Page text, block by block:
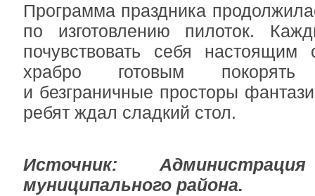
Программа праздника
по изготовлению пилоток.
почувствовать себя настоящим
храбро готовым
и безграничные просторы
ребят ждал сладкий стол.
Источник:
муниципального района.